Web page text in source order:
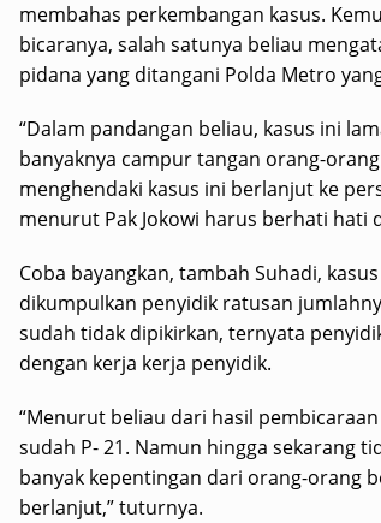
membahas perkembangan kasus.
bicaranya, salah satunya beliau
pidana yang ditangani Polda Metro
“Dalam pandangan beliau, kasus ini
banyaknya campur tangan orang-
menghendaki kasus ini berlanjut ke
menurut Pak Jokowi harus berhati hati
Coba bayangkan, tambah Suhadi,
dikumpulkan penyidik ratusan
sudah tidak dipikirkan, ternyata
dengan kerja kerja penyidik.
“Menurut beliau dari hasil
sudah P- 21. Namun hingga sekarang
banyak kepentingan dari orang-orang
berlanjut,” tuturnya.